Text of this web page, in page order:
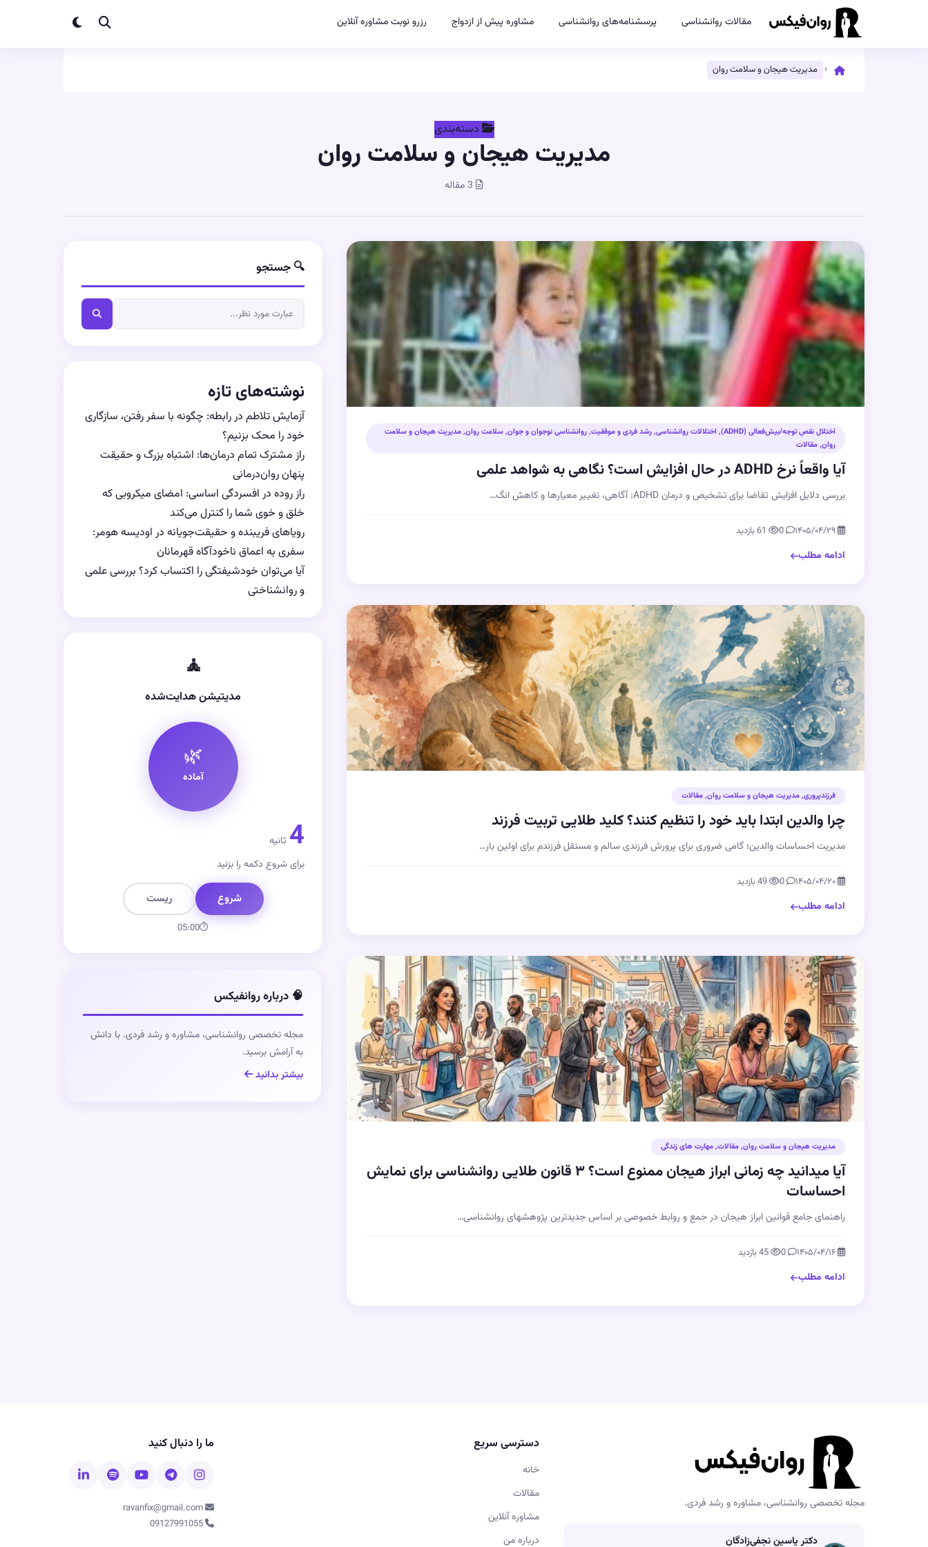
مقالات روانشناسی پرسشنامه‌های روانشناسی مشاوره پیش از ازدواج رزرو نوبت مشاوره آنلاین
› مدیریت هیجان و سلامت روان
دسته‌بندی
مدیریت هیجان و سلامت روان
اختلال نقص توجه/بیش‌فعالی (ADHD) , اختلالات روانشناسی,رشد فردی و موفقیت,روانشناسی نوجوان و جوان,سلامت روان,مدیریت هیجان و سلامت
روان,مقالات
آیا واقعاً نرخ ADHD در حال افزایش است؟ نگاهی به شواهد علمی
بررسی دلایل افزایش تقاضا برای تشخیص و درمان ADHD: آگاهی، تغییر معیارها و کاهش انگ‌…
ادامه مطلب
فرزندپروری,مدیریت هیجان و سلامت روان,مقالات
چرا والدین ابتدا باید خود را تنظیم کنند؟ کلید طلایی تربیت فرزند
مدیریت احساسات والدین؛ گامی ضروری برای پرورش فرزندی سالم و مستقل فرزندم برای اولین بار…
ادامه مطلب
مدیریت هیجان و سلامت روان,مقالات,مهارت های زندگی
آیا میدانید چه زمانی ابراز هیجان ممنوع است؟ ۳ قانون طلایی روانشناسی برای نمایش
احساسات
راهنمای جامع قوانین ابراز هیجان در جمع و روابط خصوصی بر اساس جدیدترین پژوهشهای روانشناسی…
ادامه مطلب
🔍 جستجو
نوشته‌های تازه
آزمایش تلاطم در رابطه: چگونه با سفر رفتن، سازگاری
خود را محک بزنیم؟
راز مشترک تمام درمان‌ها: اشتباه بزرگ و حقیقت
پنهان روان‌درمانی
راز روده در افسردگی اساسی: امضای میکروبی که
خلق و خوی شما را کنترل می‌کند
رویاهای فریبنده و حقیقت‌جویانه در اودیسه هومر:
سفری به اعماق ناخودآگاه قهرمانان
آیا می‌توان خودشیفتگی را اکتساب کرد؟ بررسی علمی
و روانشناختی
🧘
مدیتیشن هدایت‌شده
🌿
آماده
4 ثانیه
برای شروع دکمه را بزنید
شروع ریست
⏱
05:00
🧠 درباره روانفیکس
مجله تخصصی روانشناسی، مشاوره و رشد فردی. با دانش
به آرامش برسید.
بیشتر بدانید
مجله تخصصی روانشناسی، مشاوره و رشد فردی.
دکتر یاسین نجفی‌زادگان
دسترسی سریع
خانه
مقالات
مشاوره آنلاین
درباره من
ما را دنبال کنید